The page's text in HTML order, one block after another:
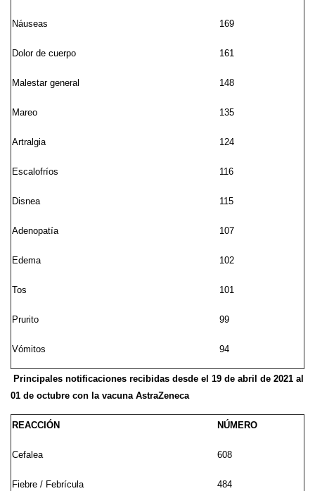
Náuseas 169
Dolor de cuerpo 161
Malestar general 148
Mareo 135
Artralgia 124
Escalofríos 116
Disnea 115
Adenopatía 107
Edema 102
Tos 101
Prurito 99
Vómitos 94
Principales notificaciones recibidas desde el 19 de abril de 2021 al
01 de octubre con la vacuna AstraZeneca
REACCIÓN NÚMERO
Cefalea 608
Fiebre / Febrícula 484